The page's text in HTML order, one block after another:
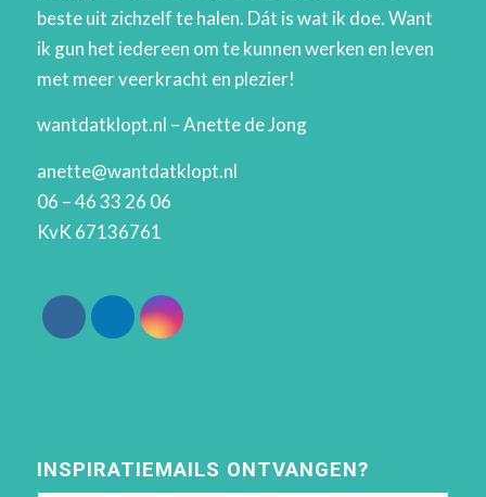
beste uit zichzelf te halen. Dát is wat ik doe. Want
ik gun het iedereen om te kunnen werken en leven
met meer veerkracht en plezier!
wantdatklopt.nl – Anette de Jong
anette@wantdatklopt.nl
06 – 46 33 26 06
KvK 67136761
INSPIRATIEMAILS ONTVANGEN?